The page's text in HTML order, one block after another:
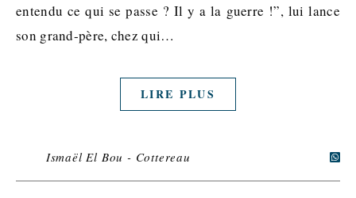
entendu ce qui se passe ? Il y a la guerre !”, lui lance
son grand-père, chez qui…
LIRE PLUS
Ismaël El Bou - Cottereau